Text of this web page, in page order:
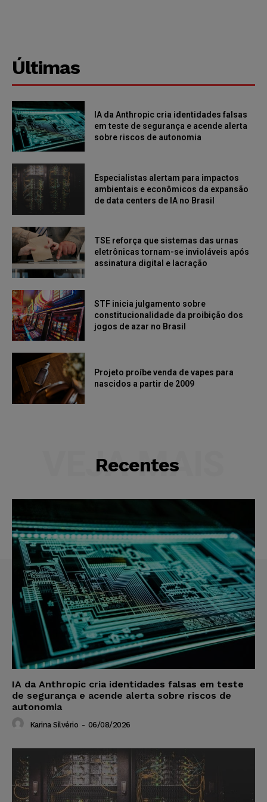
Últimas
IA da Anthropic cria identidades falsas
em teste de segurança e acende alerta
sobre riscos de autonomia
Especialistas alertam para impactos
ambientais e econômicos da expansão
de data centers de IA no Brasil
TSE reforça que sistemas das urnas
eletrônicas tornam-se invioláveis após
assinatura digital e lacração
STF inicia julgamento sobre
constitucionalidade da proibição dos
jogos de azar no Brasil
Projeto proíbe venda de vapes para
nascidos a partir de 2009
Recentes
VEJA MAIS
IA da Anthropic cria identidades falsas em teste
de segurança e acende alerta sobre riscos de
autonomia
Karina Silvério - 06/08/2026